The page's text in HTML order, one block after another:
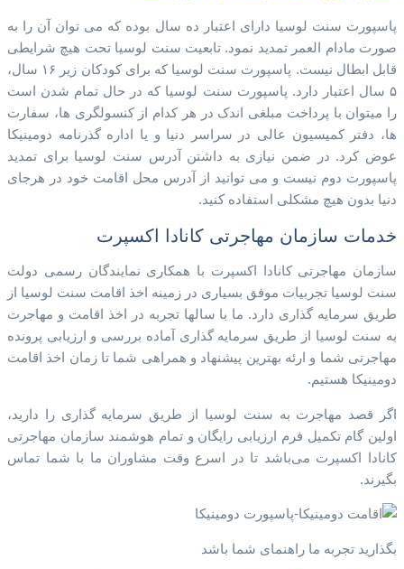
پاسپورت سنت لوسیا دارای اعتبار ده سال بوده که می توان آن را به
صورت مادام العمر تمدید نمود. تابعیت سنت لوسیا تحت هیچ شرایطی
قابل ابطال نیست. پاسپورت سنت لوسیا که برای کودکان زیر ۱۶ سال،
۵ سال اعتبار دارد. پاسپورت سنت لوسیا که در حال تمام شدن است
را میتوان با پرداخت مبلغی اندک در هر کدام از کنسولگری ها، سفارت
ها، دفتر کمیسیون عالی در سراسر دنیا و یا اداره گذرنامه دومینیکا
عوض کرد. در ضمن نیازی به داشتن آدرس سنت لوسیا برای تمدید
پاسپورت دوم نیست و می توانید از آدرس محل اقامت خود در هرجای
دنیا بدون هیچ مشکلی استفاده کنید.
خدمات سازمان مهاجرتی کانادا اکسپرت​
سازمان مهاجرتی کانادا اکسپرت با همکاری نمایندگان رسمی دولت
سنت لوسیا تجربیات موفق بسیاری در زمینه اخذ اقامت سنت لوسیا از
طریق سرمایه گذاری دارد. ما با سالها تجربه در اخذ اقامت و مهاجرت
به سنت لوسیا از طریق سرمایه گذاری آماده بررسی و ارزیابی پرونده
مهاجرتی شما و ارئه بهترین پیشنهاد و همراهی شما تا زمان اخذ اقامت
دومینیکا هستیم.
اگر قصد مهاجرت به سنت لوسیا از طریق سرمایه گذاری را دارید،
اولین گام تکمیل فرم ارزیابی رایگان و تمام هوشمند سازمان مهاجرتی
کانادا اکسپرت می‌باشد تا در اسرع وقت مشاوران ما با شما تماس
بگیرند.
بگذارید تجربه ما راهنمای شما باشد